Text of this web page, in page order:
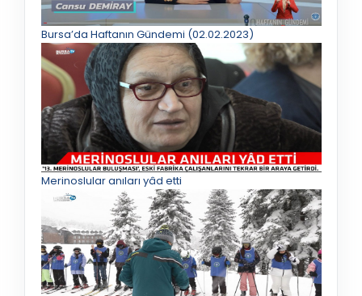
Bursa’da Haftanın Gündemi (02.02.2023)
Merinoslular anıları yâd etti